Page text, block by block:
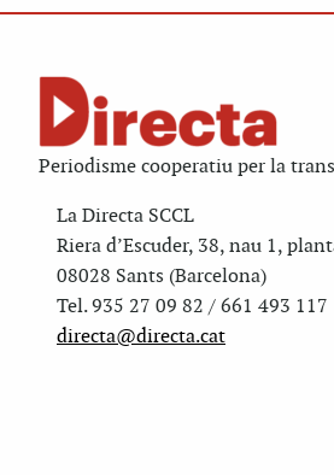
Periodisme cooperatiu per la
La Directa SCCL
Riera d’Escuder, 38, nau 1,
08028 Sants (Barcelona)
Tel. 935 27 09 82 / 661 493 117
directa@directa.cat